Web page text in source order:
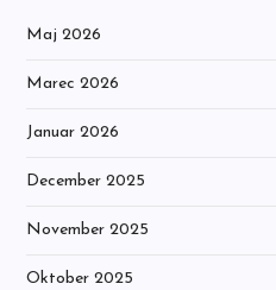
Maj 2026
Marec 2026
Januar 2026
December 2025
November 2025
Oktober 2025